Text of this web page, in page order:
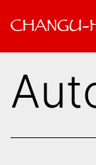
Inhalt
Hilfe-
Projekt